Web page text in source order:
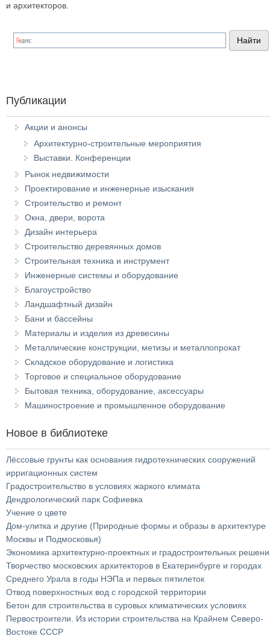
и архитекторов.
Публикации
Акции и анонсы
Архитектурно-строительные мероприятия
Выставки. Конференции
Рынок недвижимости
Проектирование и инженерные изыскания
Строительство и ремонт
Окна, двери, ворота
Дизайн интерьера
Строительство деревянных домов
Строительная техника и инструмент
Инженерные системы и оборудование
Благоустройство
Ландшафтный дизайн
Бани и бассейны
Материалы и изделия из древесины
Металлические конструкции, метизы и металлопрокат
Складское оборудование и логистика
Торговое и специальное оборудование
Бытовая техника, оборудование, аксессуары
Машиностроение и промышленное оборудование
Новое в библиотеке
Лёссовые грунты как основания гидротехнических сооружений
ирригационных систем
Градостроительство в условиях жаркого климата
Дендрологический парк Софиевка
Учение о цвете
Дом-улитка и другие (Природные формы и образы в архитектуре
Москвы и Подмосковья)
Экономика архитектурно-проектных и градостроительных
Творчество московских архитекторов в Екатеринбурге и городах
Среднего Урала в годы НЭПа и первых пятилеток
Отвод поверхностных вод с городской территории
Бетон для строительства в суровых климатических условиях
Первостроители. Из истории строительства на Крайнем Северо-
Востоке СССР